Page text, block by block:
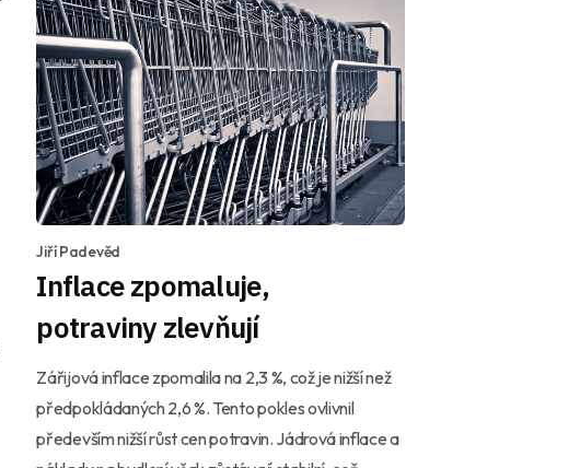
Jiří Padevěd
Inflace zpomaluje,
potraviny zlevňují
Zářijová inflace zpomalila na 2,3 %, což je nižší než
předpokládaných 2,6 %. Tento pokles ovlivnil
především nižší růst cen potravin. Jádrová inflace a